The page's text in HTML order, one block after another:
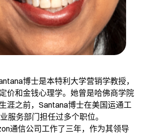
博士是本特利大学营销学教授，
价和金钱心理学。她曾是哈佛商学院
涯之前，Santana博士在美国运通工
服务部门担任过多个职位。
通信公司工作了三年，作为其领导